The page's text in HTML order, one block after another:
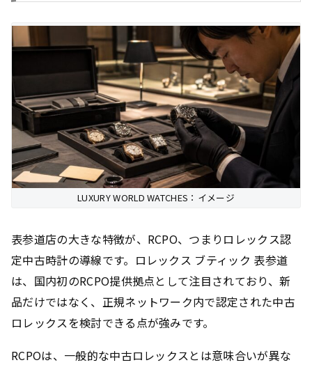
LUXURY WORLD WATCHES：イメージ
表参道店の大きな特徴が、RCPO、つまりロレックス認
定中古時計の導線です。ロレックス ブティック 表参道
は、国内初のRCPO提供拠点として注目されており、新
品だけではなく、正規ネットワーク内で認定された中古
ロレックスを検討できる点が強みです。
RCPOは、一般的な中古ロレックスとは意味合いが異な